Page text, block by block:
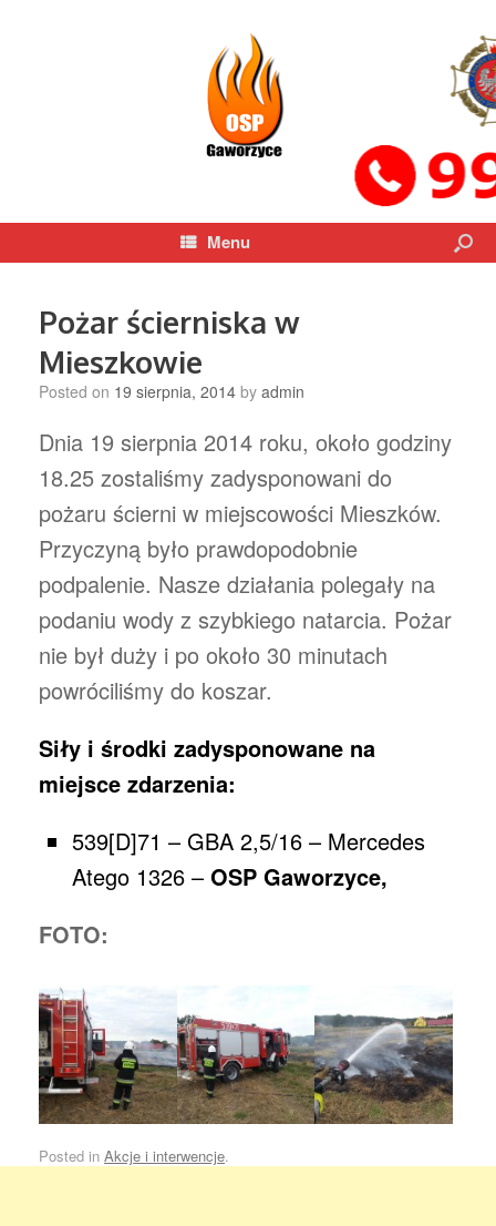
Menu
Pożar ścierniska w
Mieszkowie
Posted on 19 sierpnia, 2014 by admin
Dnia 19 sierpnia 2014 roku, około godziny
18.25 zostaliśmy zadysponowani do
pożaru ścierni w miejscowości Mieszków.
Przyczyną było prawdopodobnie
podpalenie. Nasze działania polegały na
podaniu wody z szybkiego natarcia. Pożar
nie był duży i po około 30 minutach
powróciliśmy do koszar.
Siły i środki zadysponowane na
miejsce zdarzenia:
539[D]71 – GBA 2,5/16 – Mercedes
Atego 1326 – OSP Gaworzyce,
FOTO:
Posted in Akcje i interwencje.